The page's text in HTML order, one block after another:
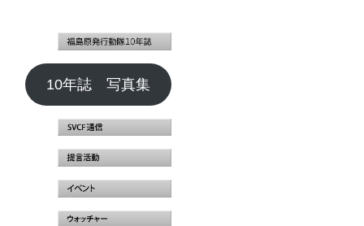
10年誌 写真集